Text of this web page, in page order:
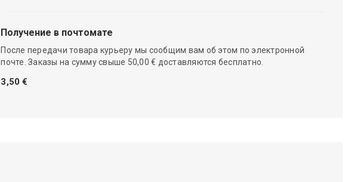
Получение в почтомате
После передачи товара курьеру мы сообщим вам об этом по электронной
почте. Заказы на сумму свыше 50,00 € доставляются бесплатно.
3,50 €